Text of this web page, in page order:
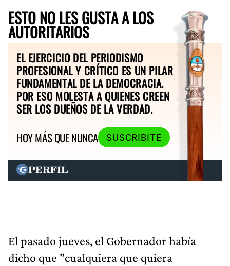
ESTO NO LES GUSTA A LOS
AUTORITARIOS
EL EJERCICIO DEL PERIODISMO
PROFESIONAL Y CRÍTICO ES UN PILAR
FUNDAMENTAL DE LA DEMOCRACIA.
POR ESO MOLESTA A QUIENES CREEN
SER LOS DUEÑOS DE LA VERDAD.
HOY MÁS QUE NUNCA
SUSCRIBITE
El pasado jueves, el Gobernador había
dicho que "cualquiera que quiera